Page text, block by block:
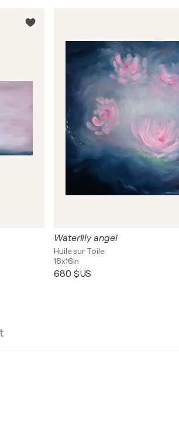
Waterlily angel
Huile sur Toile
16x16in
680 $US